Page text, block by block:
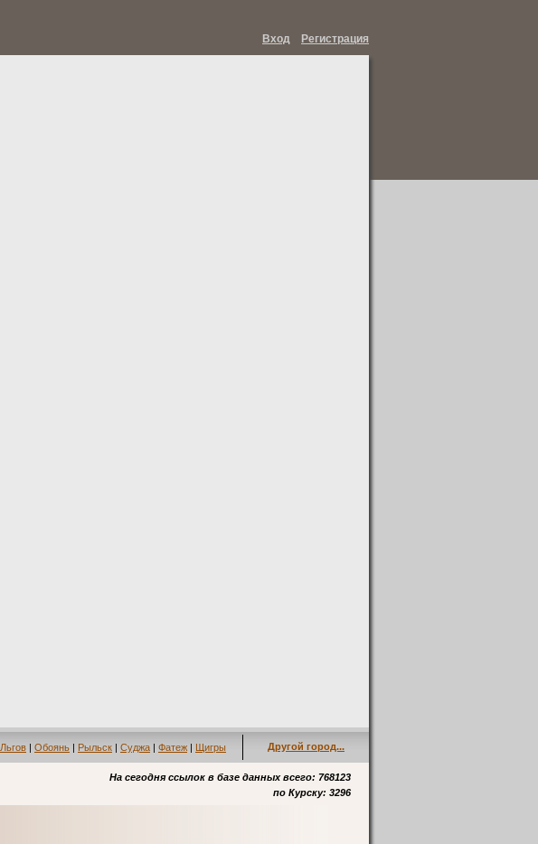
Вход Регистрация
Льгов | Обоянь | Рыльск | Суджа | Фатеж | Щигры Другой город...
На сегодня ссылок в базе данных всего: 768123
по Курску: 3296